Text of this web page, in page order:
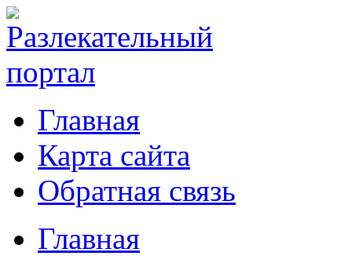
Главная
Карта сайта
Обратная связь
Главная